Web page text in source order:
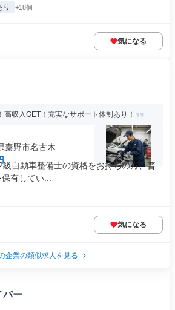
り +18個
気になる
高収入GET！充実なサポート体制あり！
秦野市名古木
自動車整備士の資格をお持ちの方、普
有してい...
気になる
企業の類似求人を見る
バー